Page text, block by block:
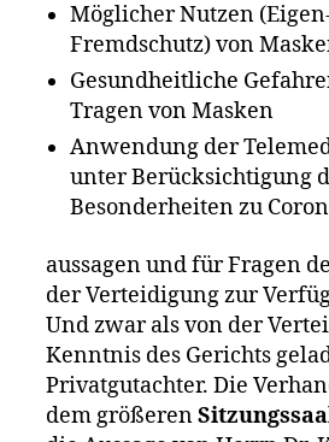
Möglicher Nutzen
Fremdschutz) von
Gesundheitliche
Tragen von Masken
Anwendung der
unter Berücksichtigung
Besonderheiten zu
aussagen und für Fragen
der Verteidigung zur
Und zwar als von der
Kenntnis des Gerichts
Privatgutachter. Die
dem größeren